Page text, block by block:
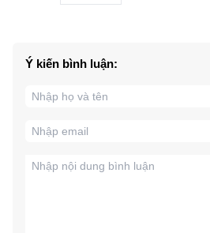
Ý kiến bình luận: